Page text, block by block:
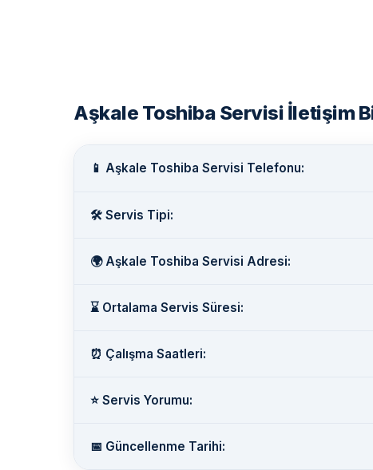
Aşkale Toshiba Servisi İletişim
📱 Aşkale Toshiba Servisi Telefonu:
🛠️ Servis Tipi:
🌍 Aşkale Toshiba Servisi Adresi:
⌛ Ortalama Servis Süresi:
⏰ Çalışma Saatleri:
⭐ Servis Yorumu:
📅 Güncellenme Tarihi: